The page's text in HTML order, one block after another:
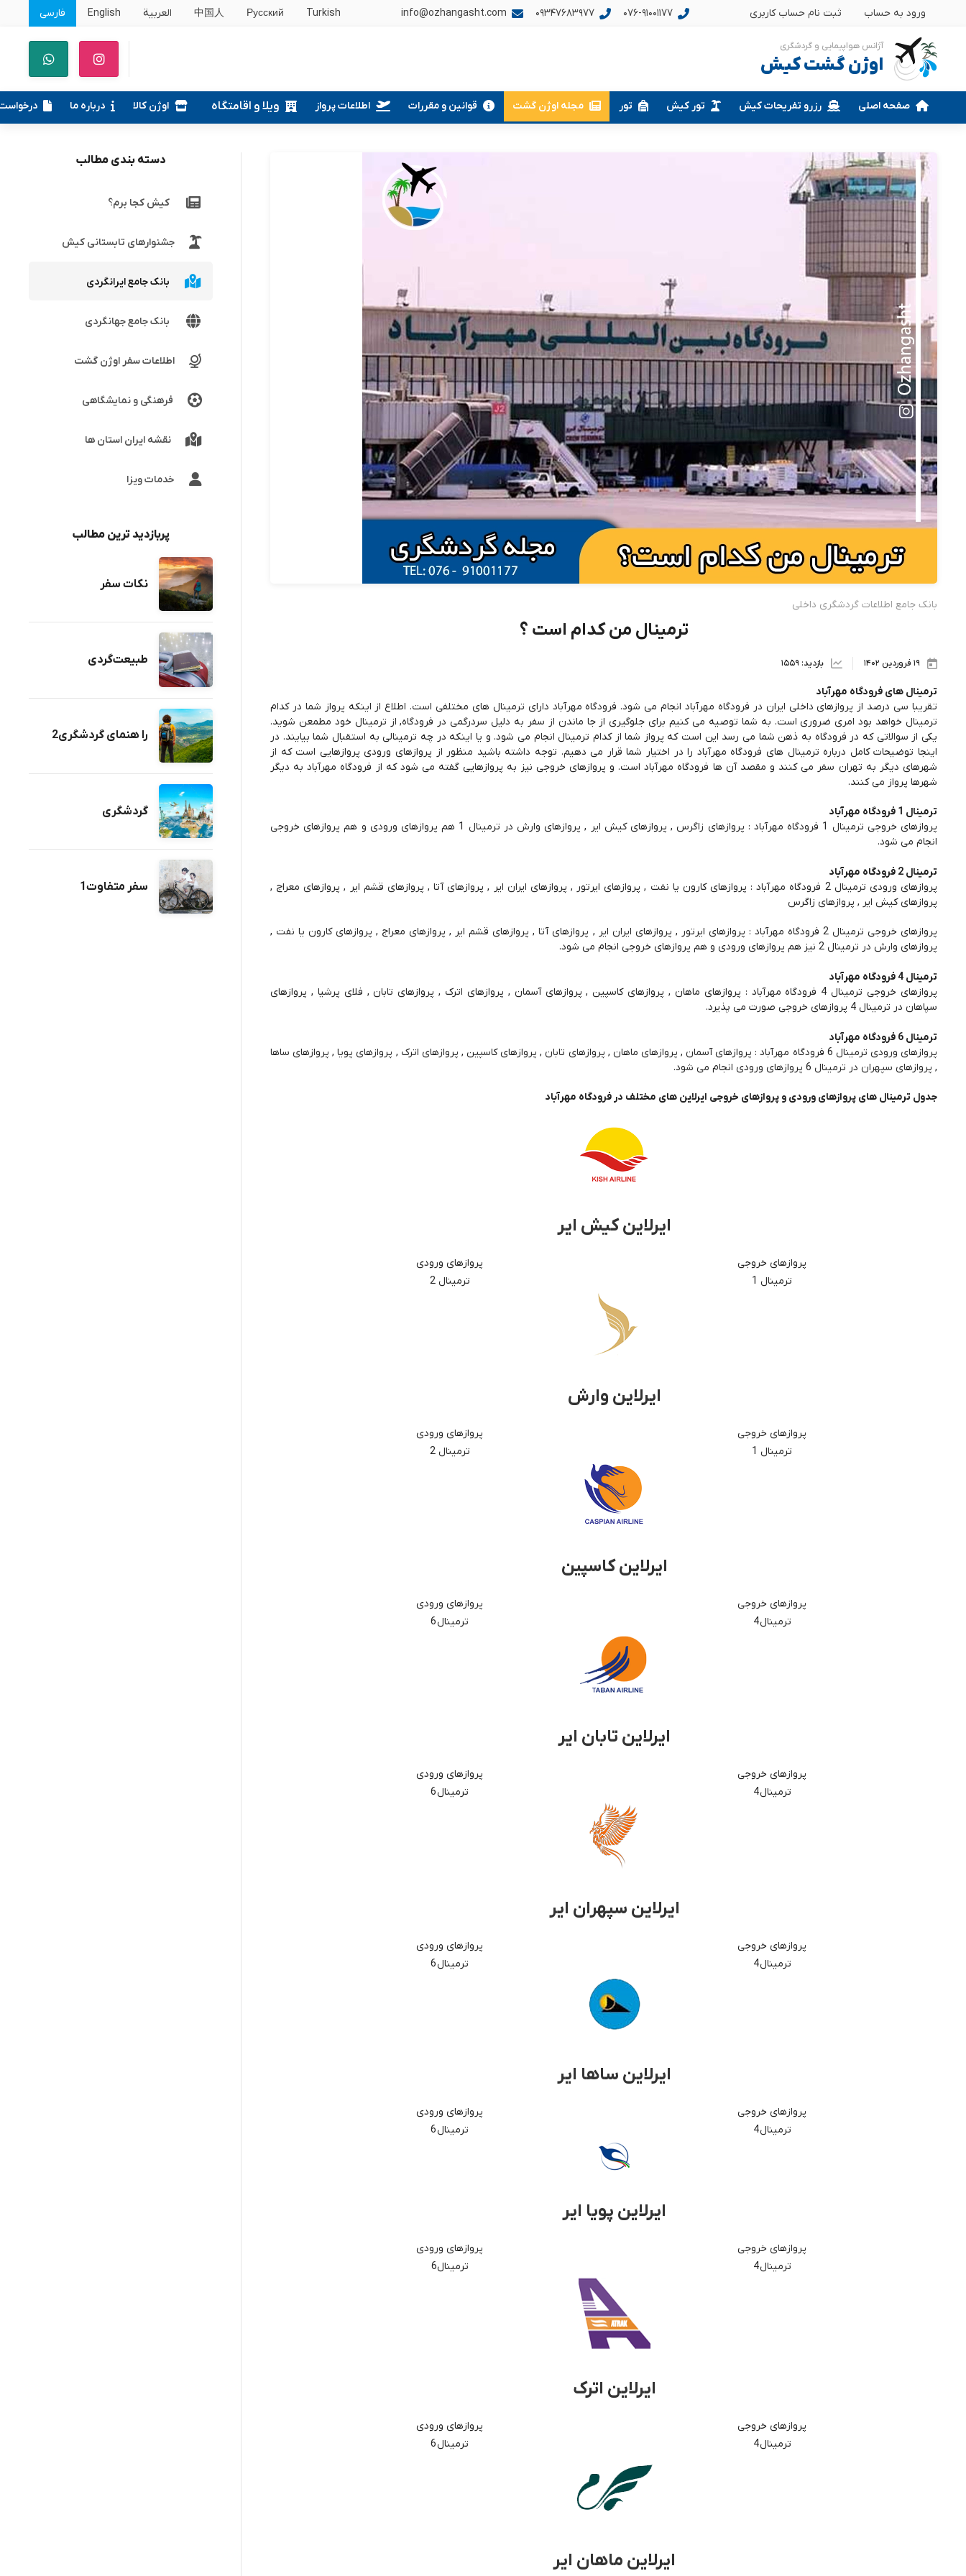
ورود به حساب ثبت نام حساب کاربری 076-91001177
09347683977
info@ozhangasht.com
Turkish
Русский
中国人 العربية English فارسی
آژانس هواپیمایی و گردشگری
اوژن گشت کیش
صفحه اصلی رزرو تفریحات کیش تور کیش تور مجله اوژن گشت قوانین و مقررات اطلاعات پرواز ویلا و اقامتگاه اوژن کالا درباره ما
بانک جامع اطلاعات گردشگری داخلی
ترمینال من کدام است ؟
19 فروردين 1402 بازدید: 1559
ترمینال های فرودگاه مهرآباد
تقریبا سی درصد از پروازهای داخلی ایران در فرودگاه مهرآباد انجام می شود. فرودگاه مهرآباد دارای ترمینال های مختلفی است. اطلاع از اینکه پرواز شما در کدام
ترمینال خواهد بود امری ضروری است. به شما توصیه می کنیم برای جلوگیری از جا ماندن از سفر به دلیل سردرگمی در فرودگاه, از ترمینال خود مطمعن شوید.
یکی از سوالاتی که در فرودگاه به ذهن شما می رسد این است که پرواز شما از کدام ترمینال انجام می شود. و یا اینکه در چه ترمینالی به استقبال شما بیایند. در
اینجا توضیحات کامل درباره ترمینال های فرودگاه مهرآباد را در اختیار شما قرار می دهیم. توجه داشته باشید منظور از پروازهای ورودی پروازهایی است که از
شهرهای دیگر به تهران سفر می کنند و مقصد آن ها فرودگاه مهرآباد است. و پروازهای خروجی نیز به پروازهایی گفته می شود که از فرودگاه مهرآباد به دیگر
شهرها پرواز می کنند.
ترمینال 1 فرودگاه مهرآباد
پروازهای خروجی ترمینال 1 فرودگاه مهرآباد : پروازهای زاگرس , پروازهای کیش ایر , پروازهای وارش در ترمینال 1 هم پروازهای ورودی و هم پروازهای خروجی
انجام می شود.
ترمینال 2 فرودگاه مهرآباد
پروازهای ورودی ترمینال 2 فرودگاه مهرآباد : پروازهای کارون یا نفت , پروازهای ایرتور , پروازهای ایران ایر , پروازهای آتا , پروازهای قشم ایر , پروازهای معراج ,
پروازهای کیش ایر , پروازهای زاگرس
پروازهای خروجی ترمینال 2 فرودگاه مهرآباد : پروازهای ایرتور , پروازهای ایران ایر , پروازهای آتا , پروازهای قشم ایر , پروازهای معراج , پروازهای کارون یا نفت ,
پروازهای وارش در ترمینال 2 نیز هم پروازهای ورودی و هم پروازهای خروجی انجام می شود.
ترمینال 4 فرودگاه مهرآباد
پروازهای خروجی ترمینال 4 فرودگاه مهرآباد : پروازهای ماهان , پروازهای کاسپین , پروازهای آسمان , پروازهای اترک , پروازهای تابان , فلای پرشیا , پروازهای
سپاهان در ترمینال 4 پروازهای خروجی صورت می پذیرد.
ترمینال 6 فرودگاه مهرآباد
پروازهای ورودی ترمینال 6 فرودگاه مهرآباد : پروازهای آسمان , پروازهای ماهان , پروازهای تابان , پروازهای کاسپین , پروازهای اترک , پروازهای پویا , پروازهای ساها
, پروازهای سپهران در ترمینال 6 پروازهای ورودی انجام می شود.
جدول ترمینال های پروازهای ورودی و پروازهای خروجی ایرلاین های مختلف در فرودگاه مهرآباد
ایرلاین کیش ایر
پروازهای خروجی
پروازهای ورودی
ترمینال 1
ترمینال 2
ایرلاین وارش
پروازهای خروجی
پروازهای ورودی
ترمینال 1
ترمینال 2
ایرلاین کاسپین
پروازهای خروجی
پروازهای ورودی
ترمینال 4
ترمینال 6
ایرلاین تابان ایر
پروازهای خروجی
پروازهای ورودی
ترمینال 4
ترمینال 6
ایرلاین سپهران ایر
پروازهای خروجی
پروازهای ورودی
ترمینال 4
ترمینال 6
ایرلاین ساها ایر
پروازهای خروجی
پروازهای ورودی
ترمینال 4
ترمینال 6
ایرلاین پویا ایر
پروازهای خروجی
پروازهای ورودی
ترمینال 4
ترمینال6
ایرلاین اترک
پروازهای خروجی
پروازهای ورودی
ترمینال 4
ترمینال 6
ایرلاین ماهان ایر
دسته بندی مطالب
کیش کجا برم؟
جشنوارهای تابستانی کیش
بانک جامع ایرانگردی
بانک جامع جهانگردی
اطلاعات سفر اوژن گشت
فرهنگی و نمایشگاهی
نقشه ایران استان ها
خدمات ویزا
پربازدید ترین مطالب
نکات سفر
طبیعت‌گردی
را هنمای گردشگری2
گردشگری
سفر متفاوت1